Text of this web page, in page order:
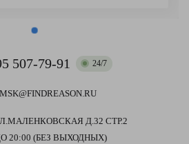
507-79-91 24/7
Д.32 СТР.2
20:00 (БЕЗ ВЫХОДНЫХ)